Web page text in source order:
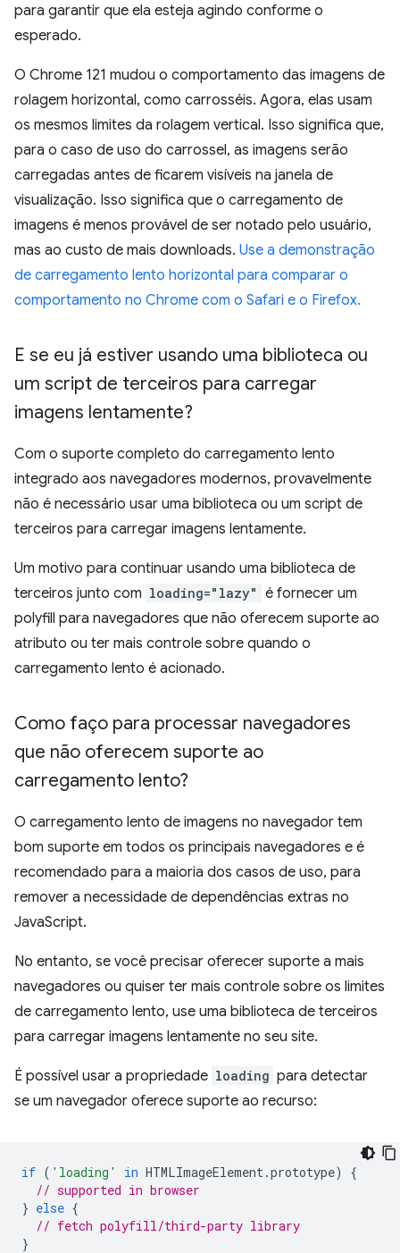
para garantir que ela esteja agindo conforme o
esperado.
O Chrome 121 mudou o comportamento das imagens de
rolagem horizontal, como carrosséis. Agora, elas usam
os mesmos limites da rolagem vertical. Isso significa que,
para o caso de uso do carrossel, as imagens serão
carregadas antes de ficarem visíveis na janela de
visualização. Isso significa que o carregamento de
imagens é menos provável de ser notado pelo usuário,
mas ao custo de mais downloads. Use a demonstração
de carregamento lento horizontal para comparar o
comportamento no Chrome com o Safari e o Firefox.
E se eu já estiver usando uma biblioteca ou
um script de terceiros para carregar
imagens lentamente?
Com o suporte completo do carregamento lento
integrado aos navegadores modernos, provavelmente
não é necessário usar uma biblioteca ou um script de
terceiros para carregar imagens lentamente.
Um motivo para continuar usando uma biblioteca de
terceiros junto com loading="lazy" é fornecer um
polyfill para navegadores que não oferecem suporte ao
atributo ou ter mais controle sobre quando o
carregamento lento é acionado.
Como faço para processar navegadores
que não oferecem suporte ao
carregamento lento?
O carregamento lento de imagens no navegador tem
bom suporte em todos os principais navegadores e é
recomendado para a maioria dos casos de uso, para
remover a necessidade de dependências extras no
JavaScript.
No entanto, se você precisar oferecer suporte a mais
navegadores ou quiser ter mais controle sobre os limites
de carregamento lento, use uma biblioteca de terceiros
para carregar imagens lentamente no seu site.
É possível usar a propriedade loading para detectar
se um navegador oferece suporte ao recurso:
if ( 'loading' in HTMLImageElement .prototype)
{
// supported in browser
} else {
// fetch polyfill/third-party library
}